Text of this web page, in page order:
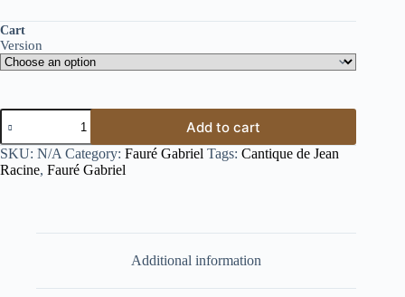
Cart
Version
Add to cart
SKU: N/A Category: Fauré Gabriel Tags: Cantique de Jean
Racine, Fauré Gabriel
Additional information